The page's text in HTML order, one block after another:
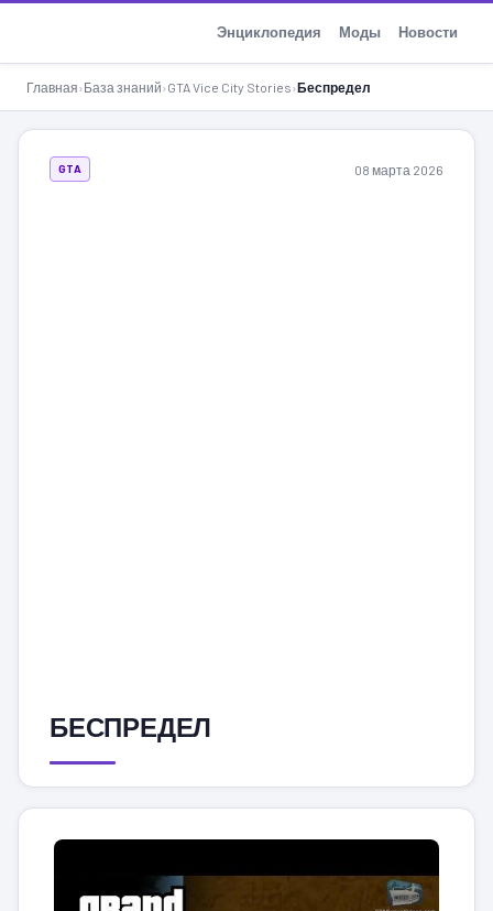
Энциклопедия Моды Новости
Главная›База знаний›GTA Vice City Stories›Беспредел
GTA 08 марта 2026
БЕСПРЕДЕЛ